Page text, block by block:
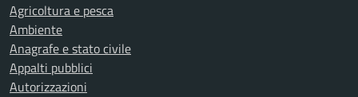
Agricoltura e pesca
Ambiente
Anagrafe e stato civile
Appalti pubblici
Autorizzazioni